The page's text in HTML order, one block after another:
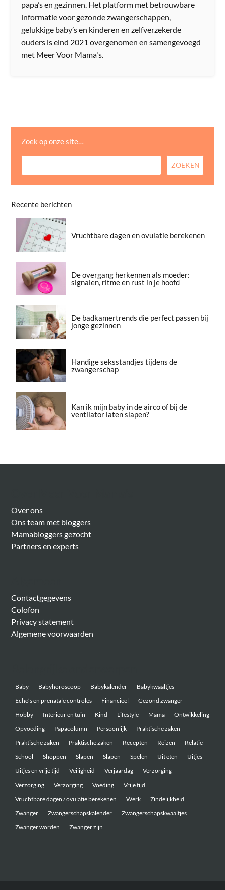
papa’s en gezinnen. Het platform met betrouwbare
informatie voor gezonde zwangerschappen,
gelukkige baby’s en kinderen en zelfverzekerde
ouders is eind 2021 overgenomen en samengevoegd
met Meer Voor Mama's.
Zoek op onze site…
Recente berichten
Vruchtbare dagen en ovulatie berekenen
De overgang herkennen als moeder:
signalen, ritme en rust in je hoofd
De badkamertrends die perfect passen bij
jonge gezinnen
Handige seksstandjes tijdens de
zwangerschap
Kan ik mijn baby in de airco of bij de
ventilator laten slapen?
Over ons
Ons team met bloggers
Mamabloggers gezocht
Partners en experts
Contactgegevens
Colofon
Privacy statement
Algemene voorwaarden
Baby Babyhoroscoop Babykalender
Babykwaaltjes
Echo’s en prenatale controles
Financieel
Gezond zwanger
Hobby
Interieur en tuin Kind Lifestyle Mama
Ontwikkeling
Opvoeding
Papacolumn Persoonlijk
Praktische zaken
Praktische zaken
Praktische zaken Recepten Reizen
Relatie
School
Shoppen Slapen Slapen Spelen Uit eten
Uitjes
Uitjes en vrije tijd
Veiligheid Verjaardag
Verzorging
Verzorging
Verzorging Voeding
Vrije tijd
Vruchtbare dagen / ovulatie berekenen
Werk
Zindelijkheid
Zwanger
Zwangerschapskalender
Zwangerschapskwaaltjes
Zwanger worden
Zwanger zijn